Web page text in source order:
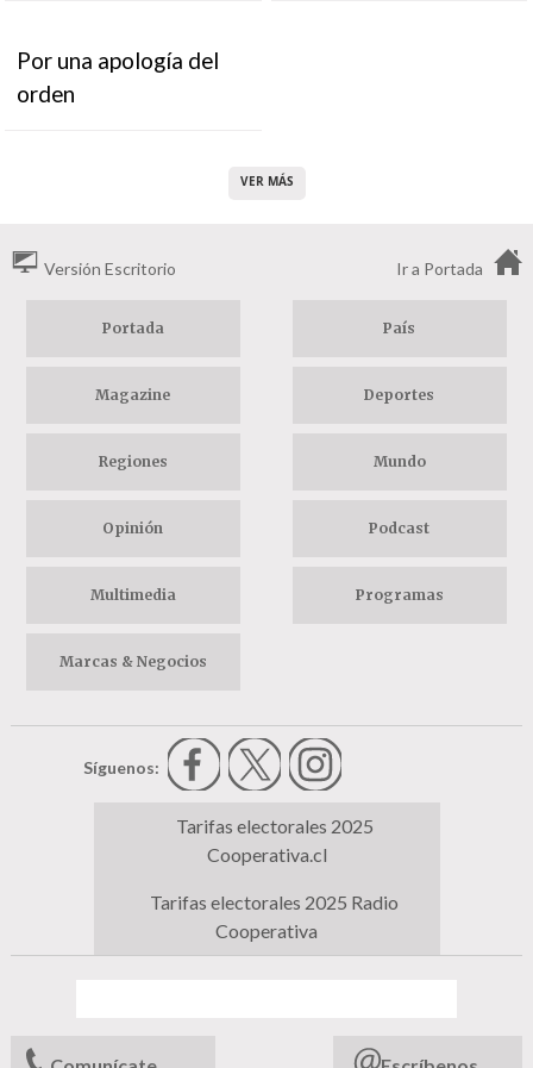
Por una apología del
orden
VER MÁS
Versión Escritorio Ir a Portada
Portada País
Magazine Deportes
Regiones Mundo
Opinión Podcast
Multimedia Programas
Marcas & Negocios
Síguenos:
Tarifas electorales 2025
Cooperativa.cl
Tarifas electorales 2025 Radio
Cooperativa